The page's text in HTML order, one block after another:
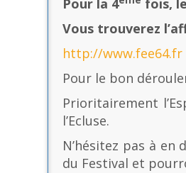
Pour la 4
fois,
Vous trouverez
http://www.fee64.fr
Pour le bon
Prioritairement
l’Ecluse.
N’hésitez pas à
du Festival et